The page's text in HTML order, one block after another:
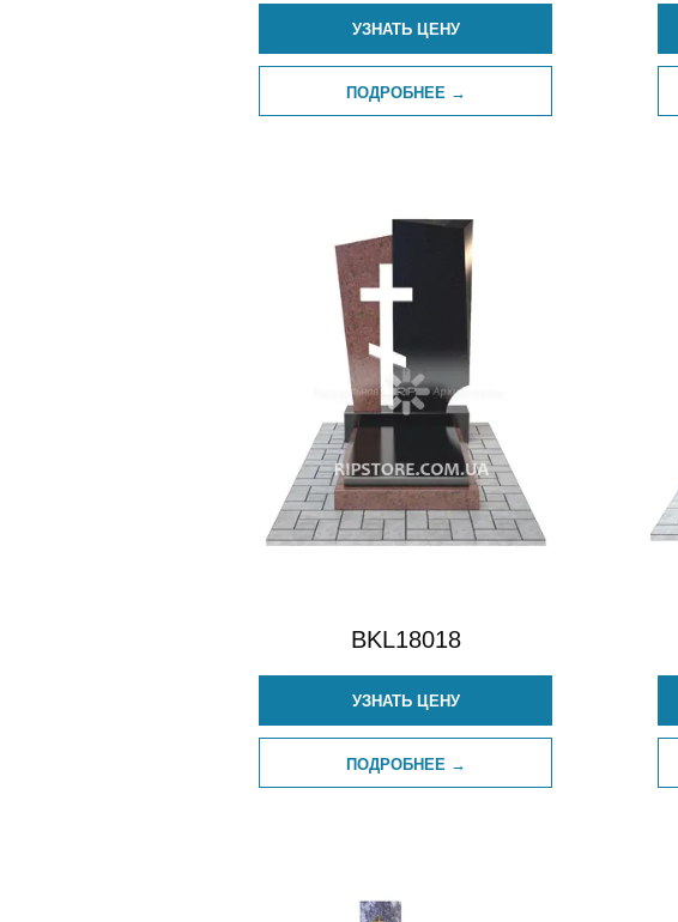
УЗНАТЬ ЦЕНУ
ПОДРОБНЕЕ →
BKL18018
УЗНАТЬ ЦЕНУ
ПОДРОБНЕЕ →